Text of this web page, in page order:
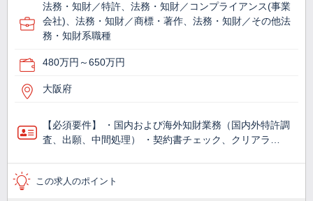
法務・知財／特許、法務・知財／コンプライアンス(事業
会社)、法務・知財／商標・著作、法務・知財／その他法
務・知財系職種
480万円～650万円
大阪府
【必須要件】 ・国内および海外知財業務（国内外特許調
査、出願、中間処理） ・契約書チェック、クリアラ…
この求人のポイント